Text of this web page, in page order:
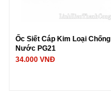
Ốc Siết Cáp Kim Loại Chống
Nước PG21
34.000 VNĐ